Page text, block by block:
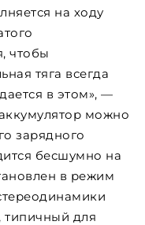
на ходу
чтобы
тяга всегда
в этом», —
можно
зарядного
бесшумно на
в режим
типичный для